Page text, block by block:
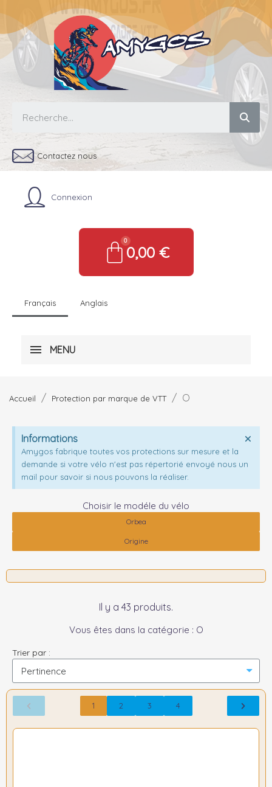
Contactez nous
Connexion
0,00 €
Français Anglais
MENU
Accueil Protection par marque de VTT O
Informations
Amygos fabrique toutes vos protections sur mesure et la
demande si votre vélo n'est pas répertorié envoyé nous un
mail pour savoir si nous pouvons la réaliser.
Choisir le modéle du vélo
Orbea
Origine
Il y a 43 produits.
Vous êtes dans la catégorie : O
Trier par :
1 2 3 4